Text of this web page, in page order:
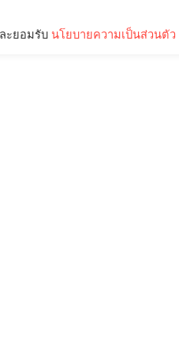
ะยอมรับ นโยบายความเป็นส่วนตัว